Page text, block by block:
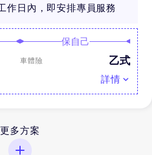
作日內，即安排專員服務
保自己
車體險 乙式
詳情
更多方案